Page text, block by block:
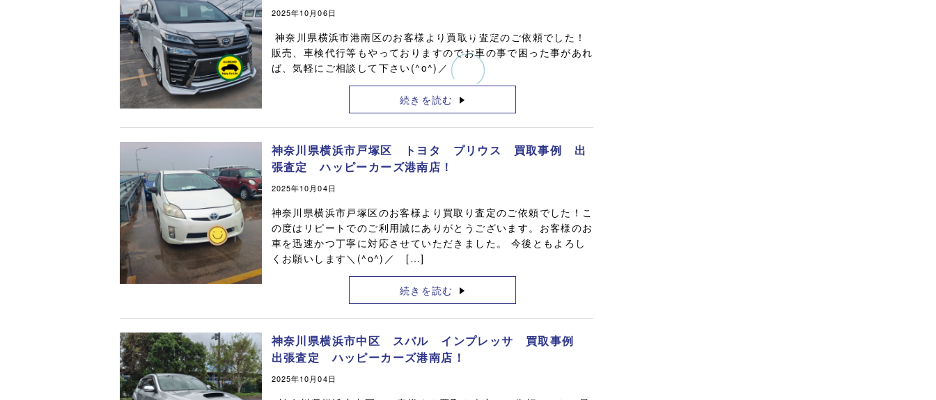
2025年10月06日
販売、車検代行等もやっておりますのでお車の事で困った事があれ
ば、気軽にご相談して下さい(^o^)／
続きを読む
神奈川県横浜市戸塚区 トヨタ プリウス 買取事例 出
張査定 ハッピーカーズ港南店！
2025年10月04日
神奈川県横浜市戸塚区のお客様より買取り査定のご依頼でした！こ
の度はリピートでのご利用誠にありがとうございます。お客様のお
車を迅速かつ丁寧に対応させていただきました。 今後ともよろし
くお願いします＼(^o^)／ […]
続きを読む
神奈川県横浜市中区 スバル インプレッサ 買取事例
出張査定 ハッピーカーズ港南店！
2025年10月04日